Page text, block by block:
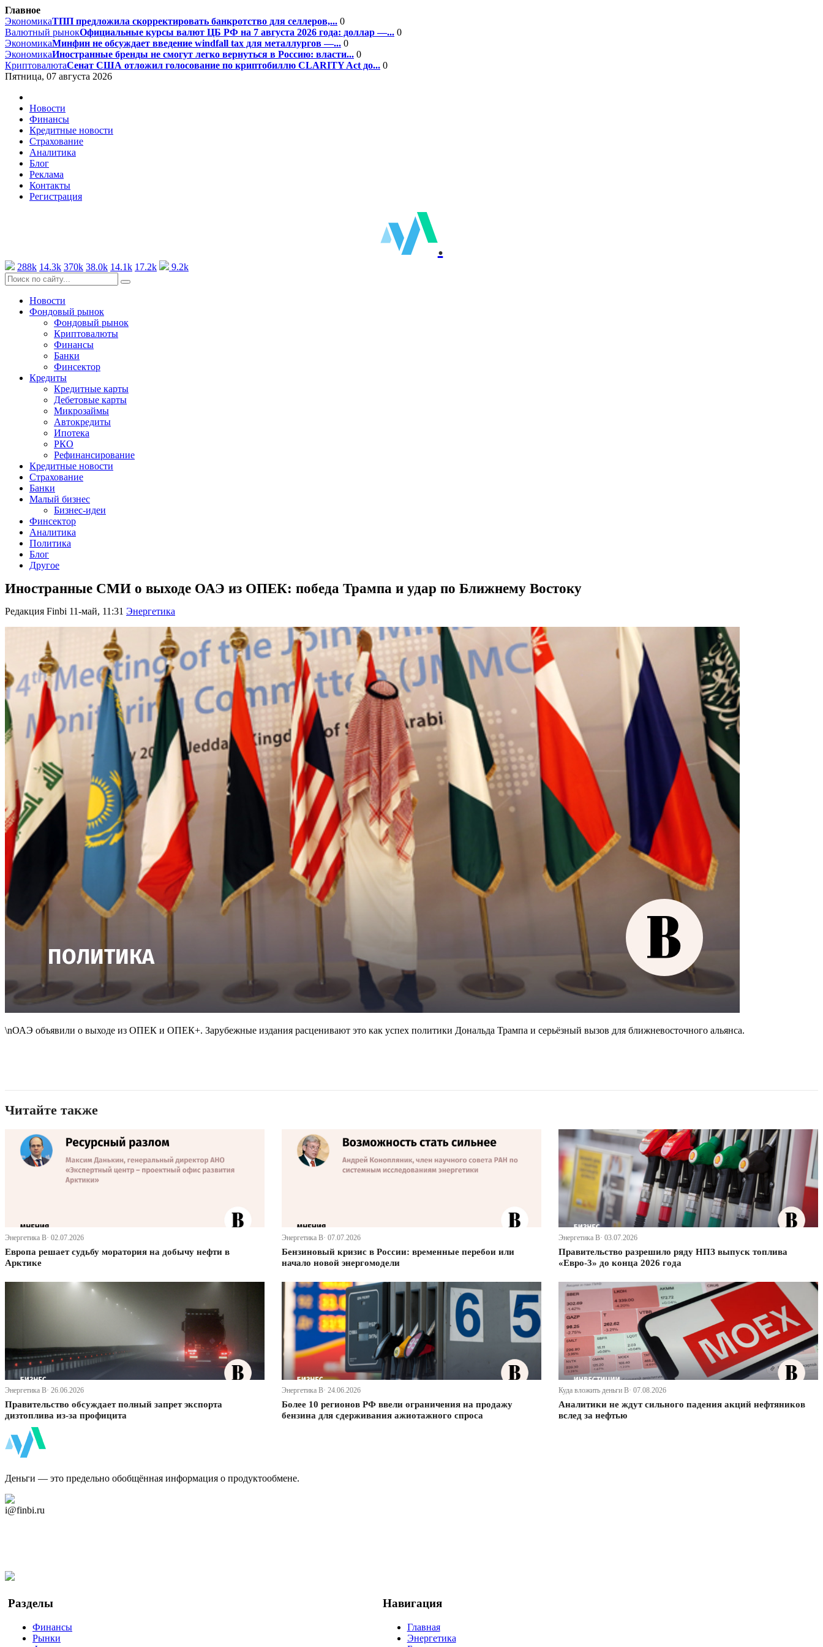
Главное
ЭкономикаТПП предложила скорректировать банкротство для селлеров,... 0
Валютный рынокОфициальные курсы валют ЦБ РФ на 7 августа 2026 года: доллар —... 0
ЭкономикаМинфин не обсуждает введение windfall tax для металлургов —... 0
ЭкономикаИностранные бренды не смогут легко вернуться в Россию: власти... 0
КриптовалютаСенат США отложил голосование по криптобиллю CLARITY Act до... 0
Пятница, 07 августа 2026
Новости
Финансы
Кредитные новости
Страхование
Аналитика
Блог
Реклама
Контакты
Регистрация
.
288k 14.3k 370k 38.0k 14.1k 17.2k 9.2k
Новости
Фондовый рынок
Фондовый рынок
Криптовалюты
Финансы
Банки
Финсектор
Кредиты
Кредитные карты
Дебетовые карты
Микрозаймы
Автокредиты
Ипотека
РКО
Рефинансирование
Кредитные новости
Страхование
Банки
Малый бизнес
Бизнес-идеи
Финсектор
Аналитика
Политика
Блог
Другое
Иностранные СМИ о выходе ОАЭ из ОПЕК: победа Трампа и удар по Ближнему Востоку
Редакция Finbi 11-май, 11:31 Энергетика
\nОАЭ объявили о выходе из ОПЕК и ОПЕК+. Зарубежные издания расценивают это как успех политики Дональда Трампа и серьёзный вызов для ближневосточного альянса.
Читайте также
Энергетика В· 02.07.2026
Европа решает судьбу моратория на добычу нефти в
Арктике
Энергетика В· 07.07.2026
Бензиновый кризис в России: временные перебои или
начало новой энергомодели
Энергетика В· 03.07.2026
Правительство разрешило ряду НПЗ выпуск топлива
«Евро-3» до конца 2026 года
Энергетика В· 26.06.2026
Правительство обсуждает полный запрет экспорта
дизтоплива из-за профицита
Энергетика В· 24.06.2026
Более 10 регионов РФ ввели ограничения на продажу
бензина для сдерживания ажиотажного спроса
Куда вложить деньги В· 07.08.2026
Аналитики не ждут сильного падения акций нефтяников
вслед за нефтью
Деньги — это предельно обобщённая информация о продуктообмене.
i@finbi.ru
Разделы
Финансы
Рынки
Навигация
Главная
Энергетика